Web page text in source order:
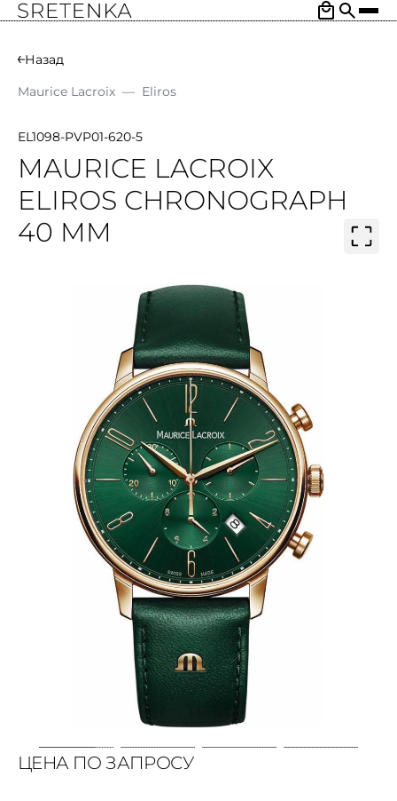
Назад
Maurice Lacroix — Eliros
EL1098-PVP01-620-5
MAURICE LACROIX
ELIROS CHRONOGRAPH
40 MM
ЦЕНА ПО ЗАПРОСУ